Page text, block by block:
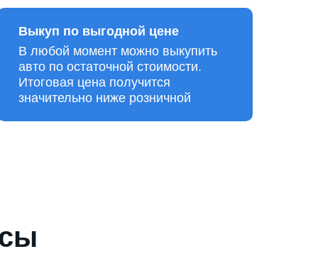
В любой момент можно выкупить
авто по остаточной стоимости.
Итоговая цена получится
значительно ниже розничной
Выкуп по выгодной цене